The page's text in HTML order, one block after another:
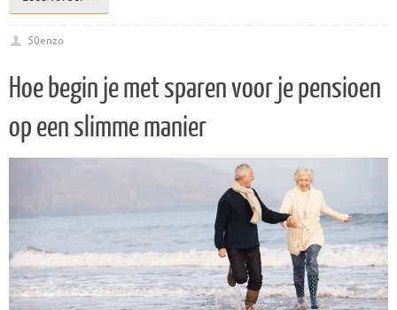
50enzo
Hoe begin je met sparen voor je pensioen
op een slimme manier